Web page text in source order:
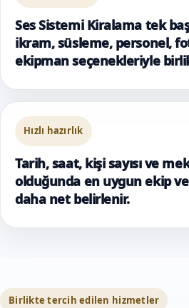
Ses Sistemi Kiralama tek
ikram, süsleme, personel,
ekipman seçenekleriyle
Hızlı hazırlık
Tarih, saat, kişi sayısı ve
olduğunda en uygun ekip ve
daha net belirlenir.
Birlikte tercih edilen hizmetler